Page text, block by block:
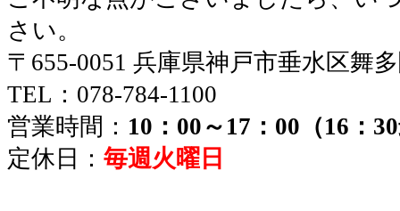
さい。
〒655-0051 兵庫県神戸市垂水区舞
TEL：078-784-1100
営業時間： 10：00～17：00（16：
定休日： 毎週火曜日